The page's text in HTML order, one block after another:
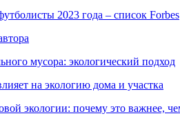
2023 года – список Forbes
мусора: экологический подход
на экологию дома и участка
экологии: почему это важнее,